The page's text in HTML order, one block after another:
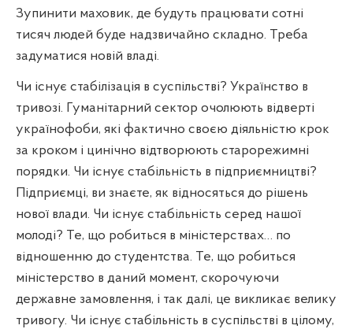
Зупинити маховик, де будуть працювати сотні
тисяч людей буде надзвичайно складно. Треба
задуматися новій владі.
Чи існує стабілізація в суспільстві? Українство в
тривозі. Гуманітарний сектор очолюють відверті
українофоби, які фактично своєю діяльністю крок
за кроком і цинічно відтворюють старорежимні
порядки. Чи існує стабільність в підприємництві?
Підприємці, ви знаєте, як відносяться до рішень
нової влади. Чи існує стабільність серед нашої
молоді? Те, що робиться в міністерствах… по
відношенню до студентства. Те, що робиться
міністерство в даний момент, скорочуючи
державне замовлення, і так далі, це викликає велику
тривогу. Чи існує стабільність в суспільстві в цілому,